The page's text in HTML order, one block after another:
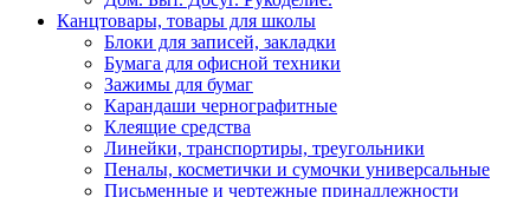
Канцтовары, товары для школы
Блоки для записей, закладки
Бумага для офисной техники
Зажимы для бумаг
Карандаши чернографитные
Клеящие средства
Линейки, транспортиры, треугольники
Пеналы, косметички и сумочки универсальные
Письменные и чертежные принадлежности